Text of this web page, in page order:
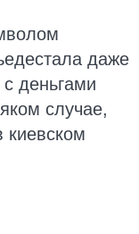
даже
деньгами
случае,
киевском